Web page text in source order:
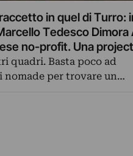
in quel di Turro:
Tedesco Dimora
no-profit. Una
identitarie di una
quadri. Basta poco ad
nomade per trovare un…